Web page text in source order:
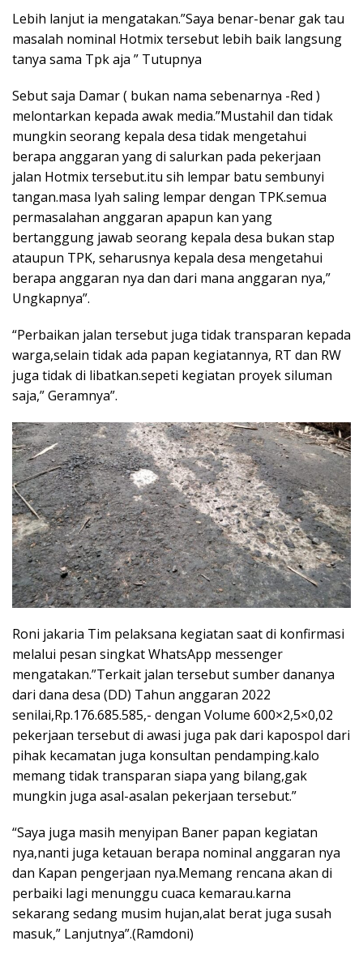
Lebih lanjut ia mengatakan.”Saya benar-benar gak tau
masalah nominal Hotmix tersebut lebih baik langsung
tanya sama Tpk aja ” Tutupnya
Sebut saja Damar ( bukan nama sebenarnya -Red )
melontarkan kepada awak media.”Mustahil dan tidak
mungkin seorang kepala desa tidak mengetahui
berapa anggaran yang di salurkan pada pekerjaan
jalan Hotmix tersebut.itu sih lempar batu sembunyi
tangan.masa Iyah saling lempar dengan TPK.semua
permasalahan anggaran apapun kan yang
bertanggung jawab seorang kepala desa bukan stap
ataupun TPK, seharusnya kepala desa mengetahui
berapa anggaran nya dan dari mana anggaran nya,”
Ungkapnya”.
“Perbaikan jalan tersebut juga tidak transparan kepada
warga,selain tidak ada papan kegiatannya, RT dan RW
juga tidak di libatkan.sepeti kegiatan proyek siluman
saja,” Geramnya”.
Roni jakaria Tim pelaksana kegiatan saat di konfirmasi
melalui pesan singkat WhatsApp messenger
mengatakan.”Terkait jalan tersebut sumber dananya
dari dana desa (DD) Tahun anggaran 2022
senilai,Rp.176.685.585,- dengan Volume 600×2,5×0,02
pekerjaan tersebut di awasi juga pak dari kapospol dari
pihak kecamatan juga konsultan pendamping.kalo
memang tidak transparan siapa yang bilang,gak
mungkin juga asal-asalan pekerjaan tersebut.”
“Saya juga masih menyipan Baner papan kegiatan
nya,nanti juga ketauan berapa nominal anggaran nya
dan Kapan pengerjaan nya.Memang rencana akan di
perbaiki lagi menunggu cuaca kemarau.karna
sekarang sedang musim hujan,alat berat juga susah
masuk,” Lanjutnya”.(Ramdoni)